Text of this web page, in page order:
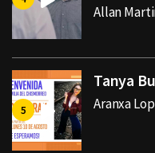
Allan
Tanya
Aranxa